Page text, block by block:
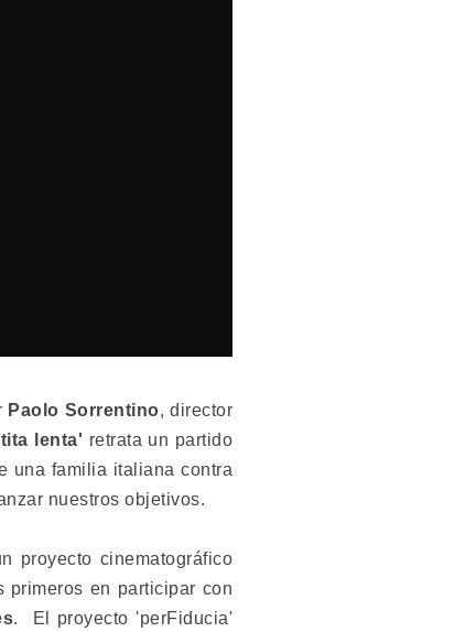
Paolo Sorrentino, director
lenta' retrata un partido
una familia italiana contra
nuestros objetivos.
proyecto cinematográfico
en participar con
. El proyecto 'perFiducia'